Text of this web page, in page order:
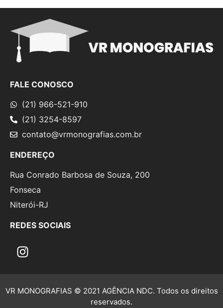
FALE CONOSCO
(21) 966-521-910
(21) 3254-8597
contato@vrmonografias.com.br
ENDEREÇO
Rua Conrado Barbosa de Souza, 200
Fonseca
Niterói-RJ
REDES SOCIAIS
VR MONOGRAFIAS © 2021 AGÊNCIA NDC. Todos os direitos
reservados.